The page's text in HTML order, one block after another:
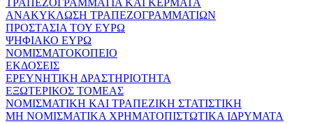
ΑΝΑΚΥΚΛΩΣΗ ΤΡΑΠΕΖΟΓΡΑΜΜΑΤΙΩΝ
ΠΡΟΣΤΑΣΙΑ ΤΟΥ ΕΥΡΩ
ΨΗΦΙΑΚΟ ΕΥΡΩ
ΝΟΜΙΣΜΑΤΟΚΟΠΕΙΟ
ΕΚΔΟΣΕΙΣ
ΕΡΕΥΝΗΤΙΚΗ ΔΡΑΣΤΗΡΙΟΤΗΤΑ
ΕΞΩΤΕΡΙΚΟΣ ΤΟΜΕΑΣ
ΝΟΜΙΣΜΑΤΙΚΗ ΚΑΙ ΤΡΑΠΕΖΙΚΗ ΣΤΑΤΙΣΤΙΚΗ
ΜΗ ΝΟΜΙΣΜΑΤΙΚΑ ΧΡΗΜΑΤΟΠΙΣΤΩΤΙΚΑ ΙΔΡΥΜΑΤΑ